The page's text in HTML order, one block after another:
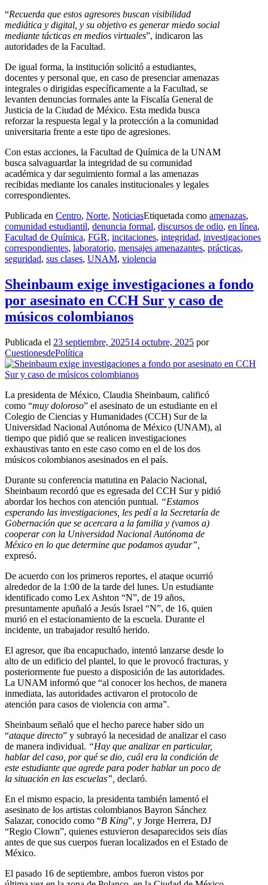
“Recuerda que estos agresores buscan visibilidad
mediática y digital, y su objetivo es generar miedo social
mediante tácticas en medios virtuales”, indicaron las
autoridades de la Facultad.
De igual forma, la institución solicitó a estudiantes,
docentes y personal que, en caso de presenciar amenazas
integrales o dirigidas específicamente a la Facultad, se
levanten denuncias formales ante la Fiscalía General de
Justicia de la Ciudad de México. Esta medida busca
reforzar la respuesta legal y la protección a la comunidad
universitaria frente a este tipo de agresiones.
Con estas acciones, la Facultad de Química de la UNAM
busca salvaguardar la integridad de su comunidad
académica y dar seguimiento formal a las amenazas
recibidas mediante los canales institucionales y legales
correspondientes.
Publicada en Centro, Norte, NoticiasEtiquetada como amenazas,
comunidad estudiantil, denuncia formal, discursos de odio, en línea,
Facultad de Química, FGR, incitaciones, integridad, investigaciones
correspondientes, laboratorio, mensajes amenazantes, prácticas,
seguridad, sus clases, UNAM, violencia
Sheinbaum exige investigaciones a fondo
por asesinato en CCH Sur y caso de
músicos colombianos
Publicada el 23 septiembre, 202514 octubre, 2025 por
CuestionesdePolítica
La presidenta de México, Claudia Sheinbaum, calificó
como “muy doloroso” el asesinato de un estudiante en el
Colegio de Ciencias y Humanidades (CCH) Sur de la
Universidad Nacional Autónoma de México (UNAM), al
tiempo que pidió que se realicen investigaciones
exhaustivas tanto en este caso como en el de los dos
músicos colombianos asesinados en el país.
Durante su conferencia matutina en Palacio Nacional,
Sheinbaum recordó que es egresada del CCH Sur y pidió
abordar los hechos con atención puntual. “Estamos
esperando las investigaciones, les pedí a la Secretaría de
Gobernación que se acercara a la familia y (vamos a)
cooperar con la Universidad Nacional Autónoma de
México en lo que determine que podamos ayudar”,
expresó.
De acuerdo con los primeros reportes, el ataque ocurrió
alrededor de la 1:00 de la tarde del lunes. Un estudiante
identificado como Lex Ashton “N”, de 19 años,
presuntamente apuñaló a Jesús Israel “N”, de 16, quien
murió en el estacionamiento de la escuela. Durante el
incidente, un trabajador resultó herido.
El agresor, que iba encapuchado, intentó lanzarse desde lo
alto de un edificio del plantel, lo que le provocó fracturas, y
posteriormente fue puesto a disposición de las autoridades.
La UNAM informó que “al conocer los hechos, de manera
inmediata, las autoridades activaron el protocolo de
atención para casos de violencia con arma”.
Sheinbaum señaló que el hecho parece haber sido un
“ataque directo” y subrayó la necesidad de analizar el caso
de manera individual. “Hay que analizar en particular,
hablar del caso, por qué se dio, cuál era la condición de
este estudiante que agrede para poder hablar un poco de
la situación en las escuelas”, declaró.
En el mismo espacio, la presidenta también lamentó el
asesinato de los artistas colombianos Bayron Sánchez
Salazar, conocido como “B King”, y Jorge Herrera, DJ
“Regio Clown”, quienes estuvieron desaparecidos seis días
antes de que sus cuerpos fueran localizados en el Estado de
México.
El pasado 16 de septiembre, ambos fueron vistos por